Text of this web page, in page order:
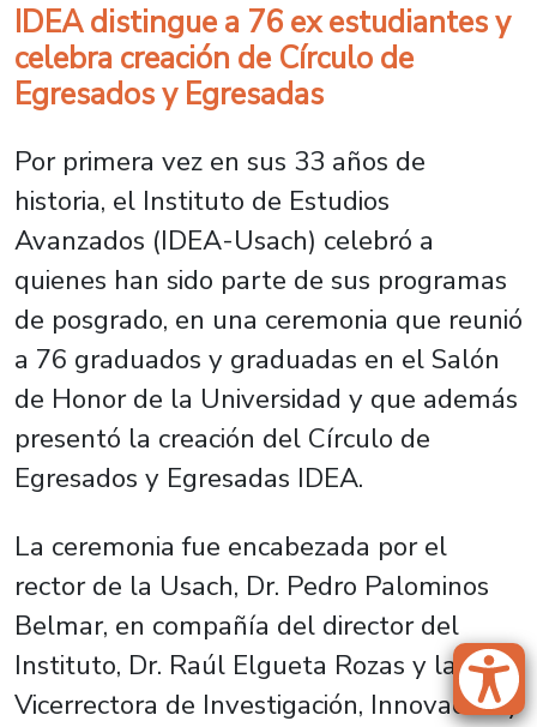
IDEA distingue a 76 ex estudiantes y
celebra creación de Círculo de
Egresados y Egresadas
Por primera vez en sus 33 años de
historia, el Instituto de Estudios
Avanzados (IDEA-Usach) celebró a
quienes han sido parte de sus programas
de posgrado, en una ceremonia que reunió
a 76 graduados y graduadas en el Salón
de Honor de la Universidad y que además
presentó la creación del Círculo de
Egresados y Egresadas IDEA.
La ceremonia fue encabezada por el
rector de la Usach, Dr. Pedro Palominos
Belmar, en compañía del director del
Instituto, Dr. Raúl Elgueta Rozas y la
Vicerrectora de Investigación, Innovación y